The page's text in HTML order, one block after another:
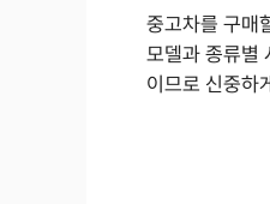
중고차를 구매
모델과 종류별
이므로 신중하